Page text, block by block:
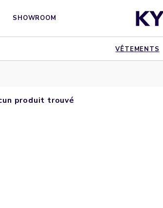
SHOWROOM
VÊTEMENTS
produit trouvé